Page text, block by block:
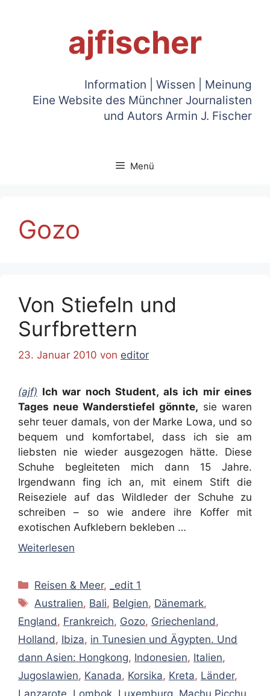
ajfischer
Information | Wissen | Meinung
Eine Website des Münchner Journalisten
und Autors Armin J. Fischer
Menü
Gozo
Von Stiefeln und
Surfbrettern
23. Januar 2010 von editor
(ajf) Ich war noch Student, als ich mir eines
Tages neue Wanderstiefel gönnte, sie waren
sehr teuer damals, von der Marke Lowa, und so
bequem und komfortabel, dass ich sie am
liebsten nie wieder ausgezogen hätte. Diese
Schuhe begleiteten mich dann 15 Jahre.
Irgendwann fing ich an, mit einem Stift die
Reiseziele auf das Wildleder der Schuhe zu
schreiben – so wie andere ihre Koffer mit
exotischen Aufklebern bekleben …
Weiterlesen
Kategorien
Reisen & Meer,
_edit 1
Schlagwörter
Australien, Bali, Belgien, Dänemark,
England , Frankreich, Gozo, Griechenland ,
Holland , Ibiza, in Tunesien und Ägypten. Und
dann Asien: Hongkong, Indonesien, Italien,
Jugoslawien, Kanada, Korsika, Kreta, Länder,
Lanzarote, Lombok, Luxemburg, Machu Picchu,